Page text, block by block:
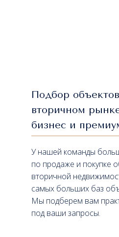
У нашей команды
по продаже и покупке
вторичной
самых больших баз
Мы подберем вам
под ваши запросы.
Подбор
вторичном
бизнес и